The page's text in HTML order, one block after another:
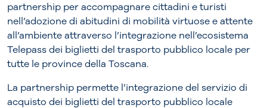
partnership per accompagnare cittadini e turisti
nell’adozione di abitudini di mobilità virtuose e attente
all’ambiente attraverso l’integrazione nell’ecosistema
Telepass dei biglietti del trasporto pubblico locale per
tutte le province della Toscana.
La partnership permette l’integrazione del servizio di
acquisto dei biglietti del trasporto pubblico locale